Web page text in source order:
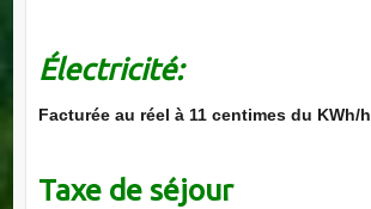
Électricité:
Facturée au réel à 11 centimes du KWh/h
Taxe de séjour